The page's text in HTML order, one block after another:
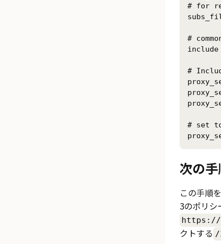
# for
#
include
#
# set
次の
この手順
3のポリシ
https://
クトする /